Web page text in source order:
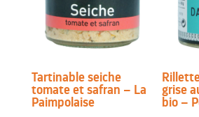
Tartinable seiche
tomate et safran – La
Paimpolaise
grise
bio –